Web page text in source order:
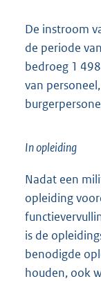
De instroom
de periode
bedroeg 1
van
In opleiding
Nadat een
opleiding
is de
benodigde
houden, ook